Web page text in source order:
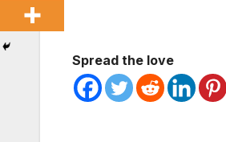
Spread the love